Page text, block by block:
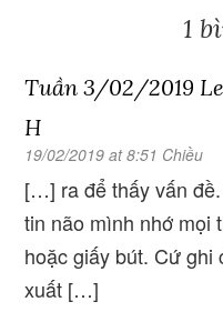
1
Tuần 3/02/2019
H
19/02/2019 at 8:51 Chiều
[…] ra để thấy vấn
tin não mình nhớ mọi
hoặc giấy bút. Cứ ghi
xuất […]